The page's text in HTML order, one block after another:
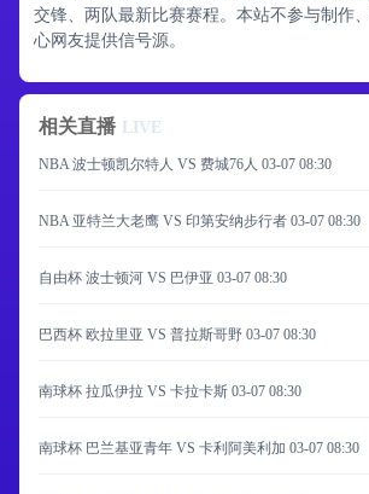
交锋、两队最新比赛赛程。本站不参与制作
心网友提供信号源。
相关直播 LIVE
NBA 波士顿凯尔特人 VS 费城76人 03-07 08:30
NBA 亚特兰大老鹰 VS 印第安纳步行者 03-07 08:30
自由杯 波士顿河 VS 巴伊亚 03-07 08:30
巴西杯 欧拉里亚 VS 普拉斯哥野 03-07 08:30
南球杯 拉瓜伊拉 VS 卡拉卡斯 03-07 08:30
南球杯 巴兰基亚青年 VS 卡利阿美利加 03-07 08:30